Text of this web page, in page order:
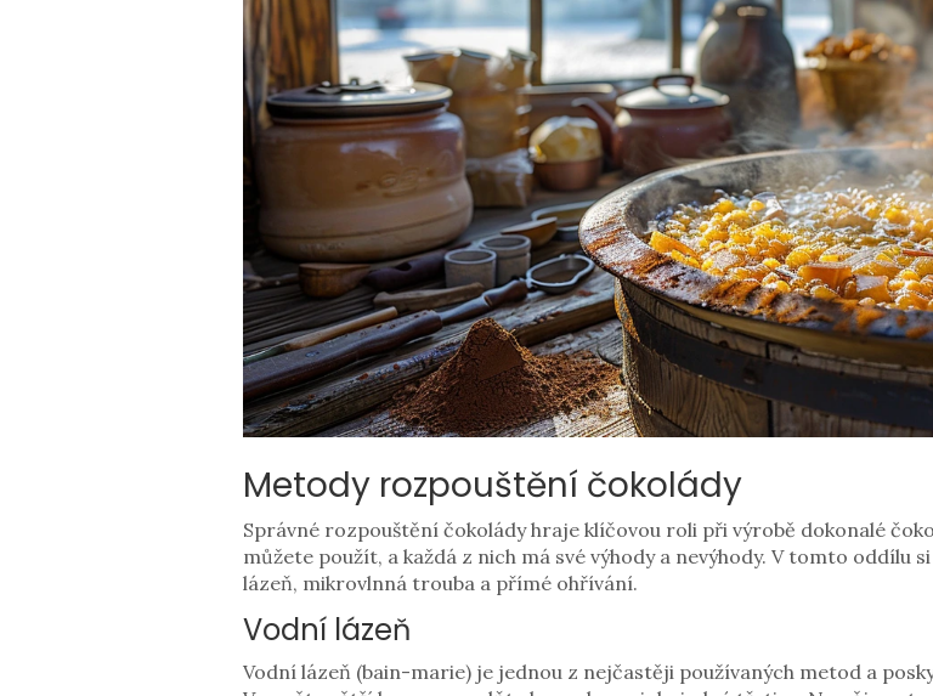
Metody rozpouštění čokolády
Správné rozpouštění čokolády hraje klíčovou roli při výrobě dokonalé
můžete použít, a každá z nich má své výhody a nevýhody. V tomto
lázeň, mikrovlnná trouba a přímé ohřívání.
Vodní lázeň
Vodní lázeň (bain-marie) je jednou z nejčastěji používaných metod a